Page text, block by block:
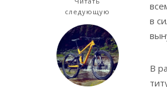
следующую
в
В